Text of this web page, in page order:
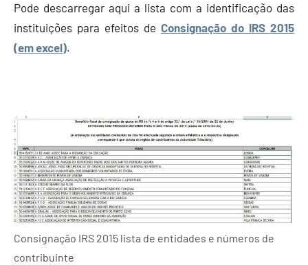
Pode descarregar aqui a lista com a identificação das
instituições para efeitos de Consignação do IRS 2015
(em excel).
Consignação IRS 2015 lista de entidades e números de
contribuinte